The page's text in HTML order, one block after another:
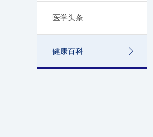
医学头条
健康百科